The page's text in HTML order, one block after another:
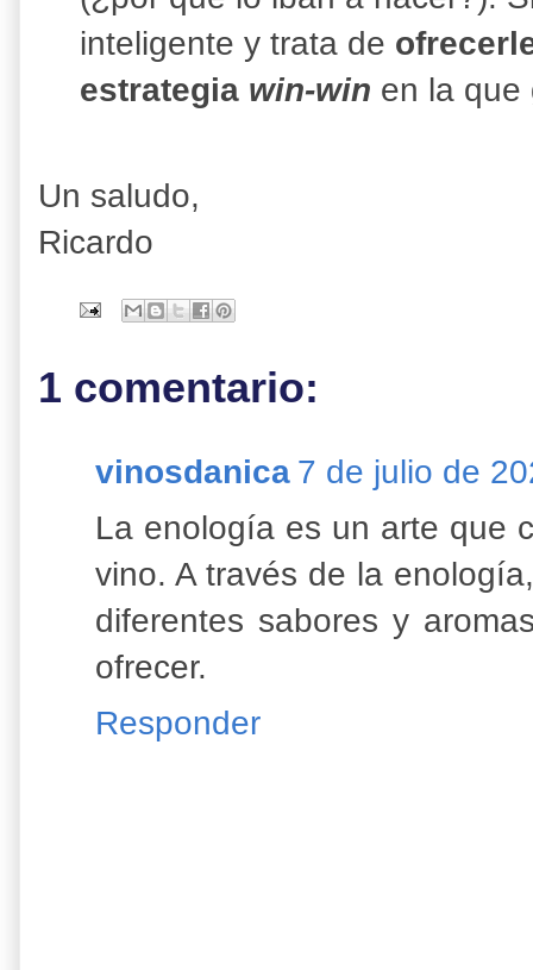
inteligente y trata de
estrategia win-win en la que
Un saludo,
Ricardo
1 comentario:
vinosdanica 7 de julio de
La enología es un arte que
vino. A través de la
diferentes sabores y
ofrecer.
Responder